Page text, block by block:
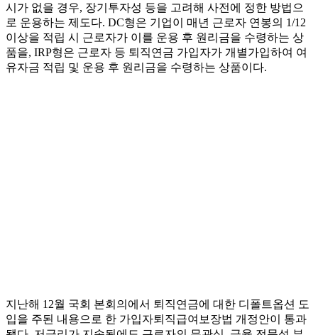
시가 없을 경우, 장기투자성 등을 고려해 사전에 정한 방법으
로 운용하는 제도다. DC형은 기업이 매년 근로자 연봉의 1/12
이상을 적립 시 근로자가 이를 운용 후 원리금을 수령하는 상
품을, IRP형은 근로자 등 퇴직연금 가입자가 개별가입하여 여
유자금 적립 및 운용 후 원리금을 수령하는 상품이다.
지난해 12월 국회 본회의에서 퇴직연금에 대한 디폴트옵션 도
입을 주된 내용으로 한 가입자퇴직급여보장법 개정안이 통과